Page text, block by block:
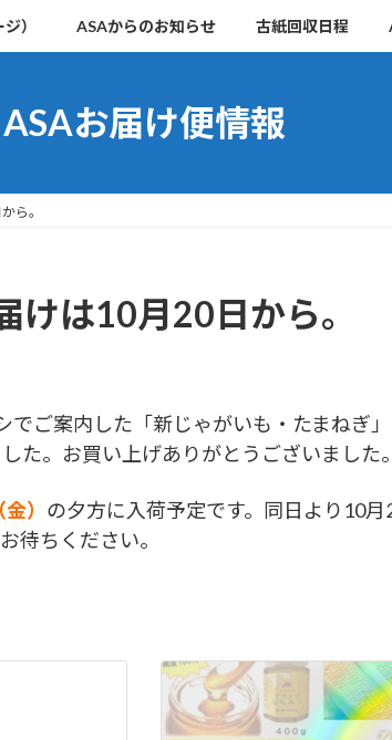
） ASAからのお知らせ 古紙回収日程
ASAお届け便情報
ら。
は10月20日から。
でご案内した「新じゃがいも・たまねぎ
た。お買い上げありがとうございました
） の夕方に入荷予定です。同日より10
待ちください。